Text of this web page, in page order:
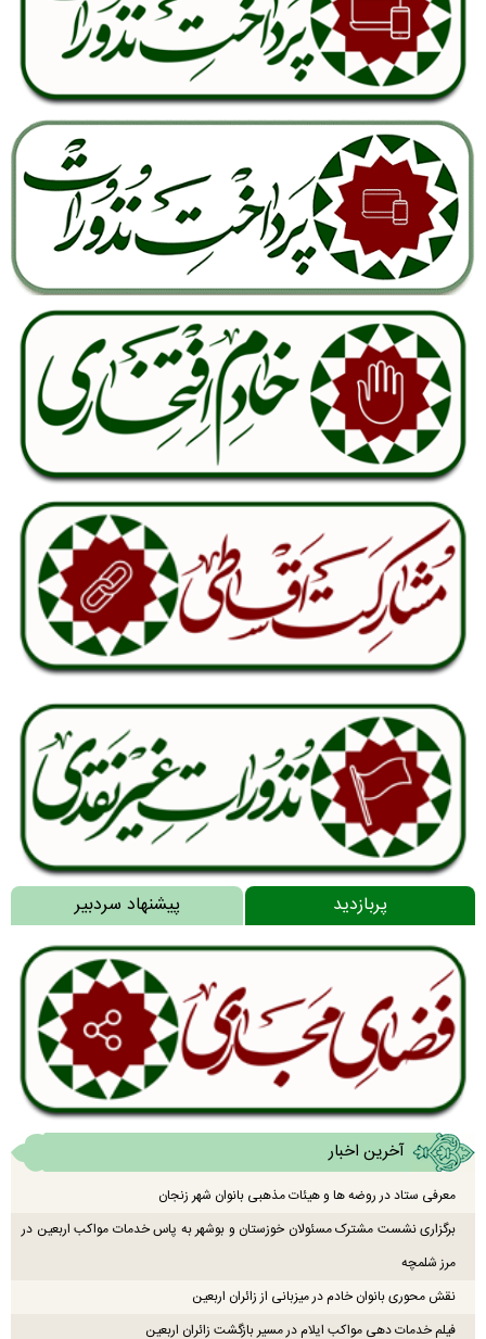
پربازدید پیشنهاد سردبیر
آخرین اخبار
معرفی ستاد در روضه ها و هیئات مذهبی بانوان شهر زنجان
برگزاری نشست مشترک مسئولان خوزستان و بوشهر به پاس خدمات مواکب اربعین در
مرز شلمچه
نقش محوری بانوان خادم در میزبانی از زائران اربعین
فیلم خدمات دهی مواکب ایلام در مسیر بازگشت زائران اربعین